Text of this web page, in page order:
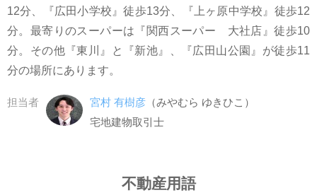
12分、『広田小学校』徒歩13分、『上ヶ原中学校』徒歩12
分。最寄りのスーパーは『関西スーパー 大社店』徒歩10
分。その他『東川』と『新池』、『広田山公園』が徒歩11
分の場所にあります。
担当者 宮村 有樹彦（みやむら ゆきひこ）
宅地建物取引士
不動産用語